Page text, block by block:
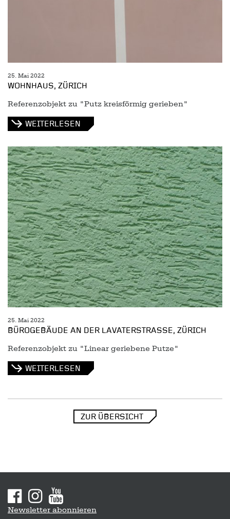
25. Mai 2022
WOHNHAUS, ZÜRICH
Referenzobjekt zu "Putz kreisförmig gerieben"
WEITERLESEN
25. Mai 2022
BÜROGEBÄUDE AN DER LAVATERSTRASSE, ZÜRICH
Referenzobjekt zu "Linear geriebene Putze"
WEITERLESEN
ZUR ÜBERSICHT
Newsletter abonnieren